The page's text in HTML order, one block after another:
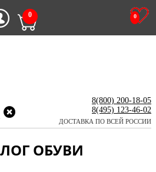
0
0
8(800) 200-18-05
8(495) 123-46-02
ДОСТАВКА ПО ВСЕЙ РОССИИ
ОБУВИ